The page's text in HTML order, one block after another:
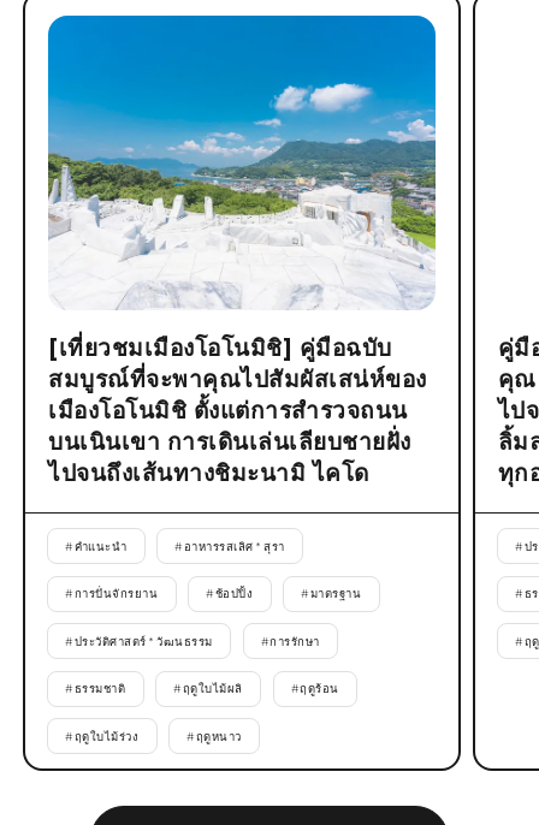
[เที่ยวชมเมืองโอโนมิชิ] คู่มือฉบับ
สมบูรณ์ที่จะพาคุณไปสัมผัสเสน่ห์ของ
เมืองโอโนมิชิ ตั้งแต่การสำรวจถนน
บนเนินเขา การเดินเล่นเลียบชายฝั่ง
ไปจนถึงเส้นทางชิมะนามิ ไคโด
#คำแนะนำ # อาหารรสเลิศ * สุรา
#การปั่นจักรยาน #ช้อปปิ้ง #มาตรฐาน
#ประวัติศาสตร์ * วัฒนธรรม #การรักษา
#ธรรมชาติ #ฤดูใบไม้ผลิ #ฤดูร้อน
#ฤดูใบไม้ร่วง #ฤดูหนาว
คู่มื
คุณ
ไป
ลิ้ม
ทุก
#ป
#ธ
#ฤ